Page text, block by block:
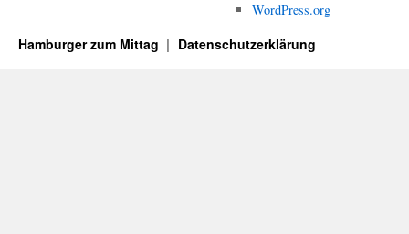
WordPress.org
Hamburger zum Mittag Datenschutzerklärung